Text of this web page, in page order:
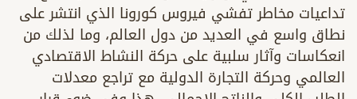
تداعيات مخاطر تفشي فيروس كورونا الذي انتشر على
نطاق واسع في العديد من دول العالم، وما لذلك من
انعكاسات وآثار سلبية على حركة النشاط الاقتصادي
العالمي وحركة التجارة الدولية مع تراجع معدلات